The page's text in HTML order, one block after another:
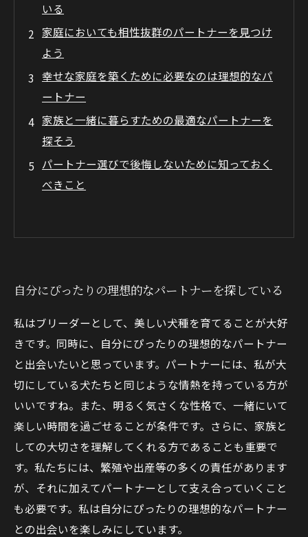
いる
家庭においても相性抜群のパートナーを見つけ
よう
幸せな家庭を築くために必要なのは理想的なパ
ートナー
家族と一緒に暮らすための最適なパートナーを
探そう
パートナー選びで後悔しないために知っておく
べきこと
自分にぴったりの理想的なパートナーを探している
私はブリーダーとして、美しい犬種を育てることが大好
きです。同時に、自分にぴったりの理想的なパートナー
と出会いたいと思っています。パートナーには、私が大
切にしている犬たちと同じような情熱を持っている方が
いいですね。また、明るく気さくな性格で、一緒にいて
楽しい時間を過ごせることが条件です。さらに、家族と
しての大切さを理解してくれる方であることも重要で
す。私たちには、繁殖や出産等の多くの責任があります
が、それに加えてパートナーとして支え合っていくこと
も必要です。私は自分にぴったりの理想的なパートナー
との出会いを楽しみにしています。